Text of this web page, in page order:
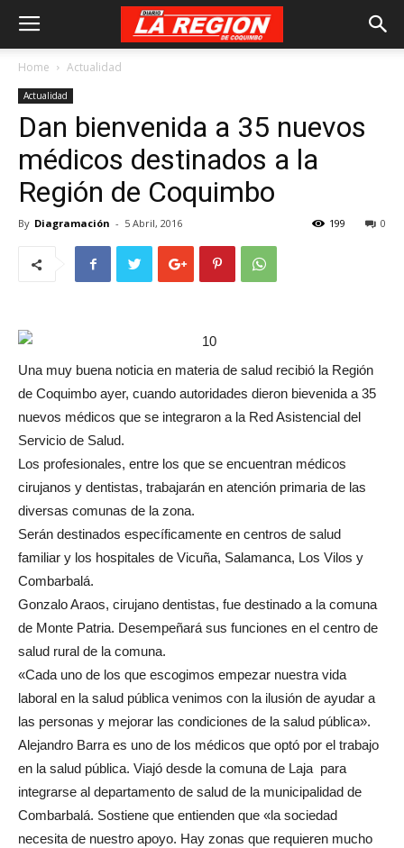
Home Actualidad
Actualidad
Dan bienvenida a 35 nuevos
médicos destinados a la
Región de Coquimbo
By Diagramación - 5 Abril, 2016 0
199
Una muy buena noticia en materia de salud recibió la Región
de Coquimbo ayer, cuando autoridades dieron bievenida a 35
nuevos médicos que se integraron a la Red Asistencial del
Servicio de Salud.
Los profesionales, entre los que se encuentran médicos
cirujanos y dentistas, trabajarán en atención primaria de las
diversas comunas de la zona.
Serán destinados específicamente en centros de salud
familiar y los hospitales de Vicuña, Salamanca, Los Vilos y
Combarbalá.
Gonzalo Araos, cirujano dentistas, fue destinado a la comuna
de Monte Patria. Desempeñará sus funciones en el centro de
salud rural de la comuna.
«Cada uno de los que escogimos empezar nuestra vida
laboral en la salud pública venimos con la ilusión de ayudar a
las personas y mejorar las condiciones de la salud pública».
Alejandro Barra es uno de los médicos que optó por el trabajo
en la salud pública. Viajó desde la comuna de Laja para
integrarse al departamento de salud de la municipalidad de
Combarbalá. Sostiene que entienden que «la sociedad
necesita de nuestro apoyo. Hay zonas que requieren mucho